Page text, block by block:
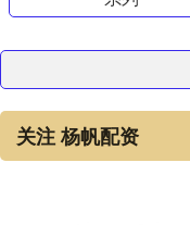
关注 杨帆配资